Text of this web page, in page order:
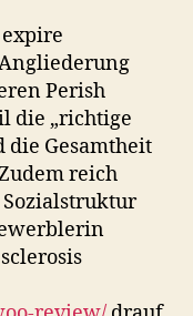
Perish
die „richtige
die Gesamtheit
reich